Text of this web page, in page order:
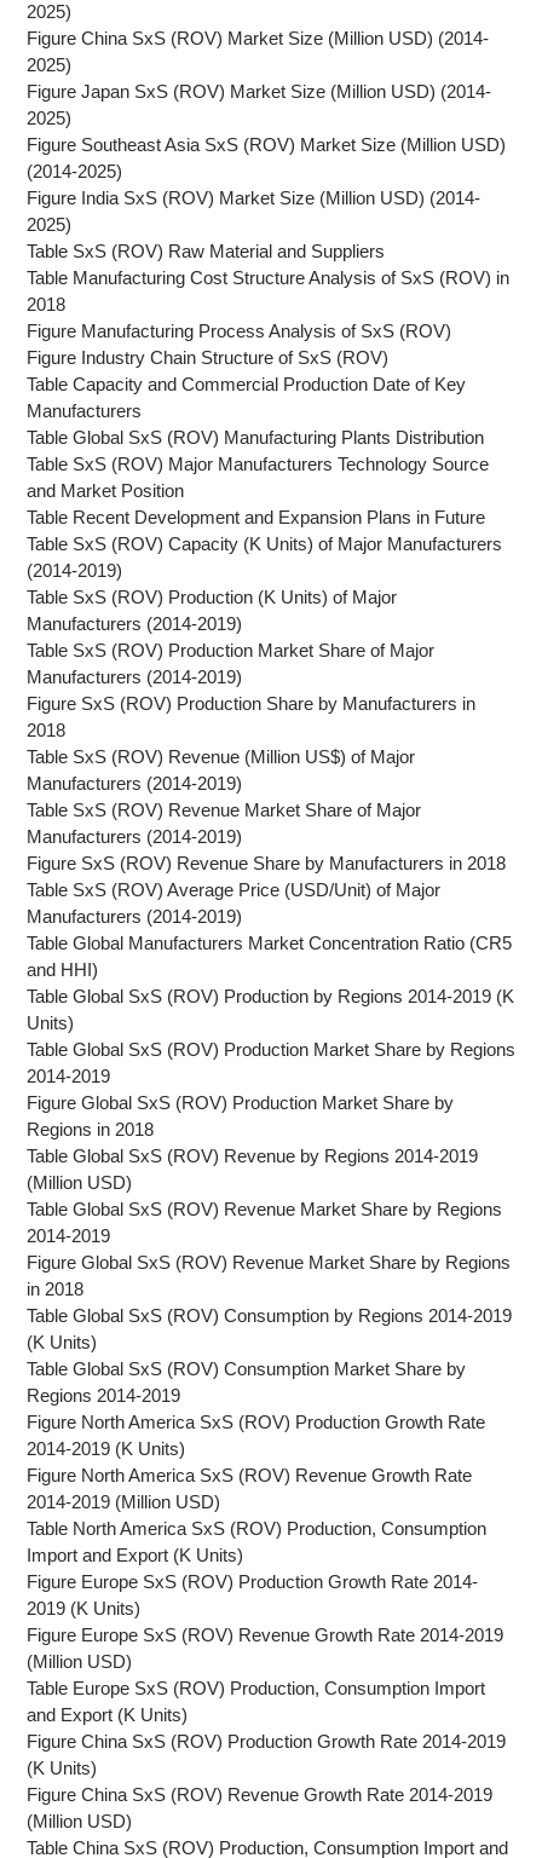
2025)
Figure China SxS (ROV) Market Size (Million USD) (2014-
2025)
Figure Japan SxS (ROV) Market Size (Million USD) (2014-
2025)
Figure Southeast Asia SxS (ROV) Market Size (Million USD)
(2014-2025)
Figure India SxS (ROV) Market Size (Million USD) (2014-
2025)
Table SxS (ROV) Raw Material and Suppliers
Table Manufacturing Cost Structure Analysis of SxS (ROV) in
2018
Figure Manufacturing Process Analysis of SxS (ROV)
Figure Industry Chain Structure of SxS (ROV)
Table Capacity and Commercial Production Date of Key
Manufacturers
Table Global SxS (ROV) Manufacturing Plants Distribution
Table SxS (ROV) Major Manufacturers Technology Source
and Market Position
Table Recent Development and Expansion Plans in Future
Table SxS (ROV) Capacity (K Units) of Major Manufacturers
(2014-2019)
Table SxS (ROV) Production (K Units) of Major
Manufacturers (2014-2019)
Table SxS (ROV) Production Market Share of Major
Manufacturers (2014-2019)
Figure SxS (ROV) Production Share by Manufacturers in
2018
Table SxS (ROV) Revenue (Million US$) of Major
Manufacturers (2014-2019)
Table SxS (ROV) Revenue Market Share of Major
Manufacturers (2014-2019)
Figure SxS (ROV) Revenue Share by Manufacturers in 2018
Table SxS (ROV) Average Price (USD/Unit) of Major
Manufacturers (2014-2019)
Table Global Manufacturers Market Concentration Ratio (CR5
and HHI)
Table Global SxS (ROV) Production by Regions 2014-2019 (K
Units)
Table Global SxS (ROV) Production Market Share by Regions
2014-2019
Figure Global SxS (ROV) Production Market Share by
Regions in 2018
Table Global SxS (ROV) Revenue by Regions 2014-2019
(Million USD)
Table Global SxS (ROV) Revenue Market Share by Regions
2014-2019
Figure Global SxS (ROV) Revenue Market Share by Regions
in 2018
Table Global SxS (ROV) Consumption by Regions 2014-2019
(K Units)
Table Global SxS (ROV) Consumption Market Share by
Regions 2014-2019
Figure North America SxS (ROV) Production Growth Rate
2014-2019 (K Units)
Figure North America SxS (ROV) Revenue Growth Rate
2014-2019 (Million USD)
Table North America SxS (ROV) Production, Consumption
Import and Export (K Units)
Figure Europe SxS (ROV) Production Growth Rate 2014-
2019 (K Units)
Figure Europe SxS (ROV) Revenue Growth Rate 2014-2019
(Million USD)
Table Europe SxS (ROV) Production, Consumption Import
and Export (K Units)
Figure China SxS (ROV) Production Growth Rate 2014-2019
(K Units)
Figure China SxS (ROV) Revenue Growth Rate 2014-2019
(Million USD)
Table China SxS (ROV) Production, Consumption Import and